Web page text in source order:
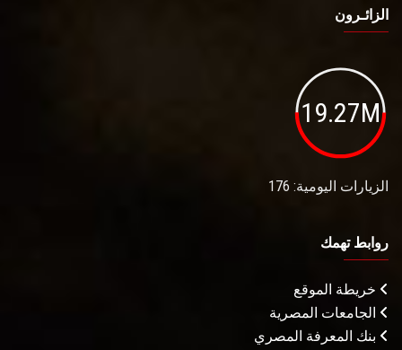
الزائـرون
19.27M
الزيارات اليومية: 176
روابط تهمك
خريطة الموقع
الجامعات المصرية
بنك المعرفة المصري